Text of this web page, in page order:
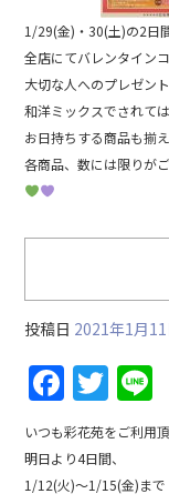
1/29(金)・30(土)の2日間
全店にてバレンタイン
大切な人へのプレゼント
和洋ミックスでされて
お日持ちする商品も揃
各商品、数には限りが
投稿日 2021年1月11
F
a
c
e
T
w
itt
er
いつも彩花苑をご利用
明日より4日間、
1/12(火)～1/15(金)まで